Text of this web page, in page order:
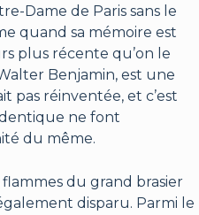
Dame de Paris sans le
quand sa mémoire est
plus récente qu’on le
Benjamin, est une
pas réinventée, et c’est
ne font
du même.
flammes du grand brasier
disparu. Parmi le